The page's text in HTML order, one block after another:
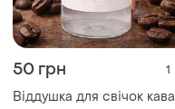
50 грн 1
Віддушка для свічок кава